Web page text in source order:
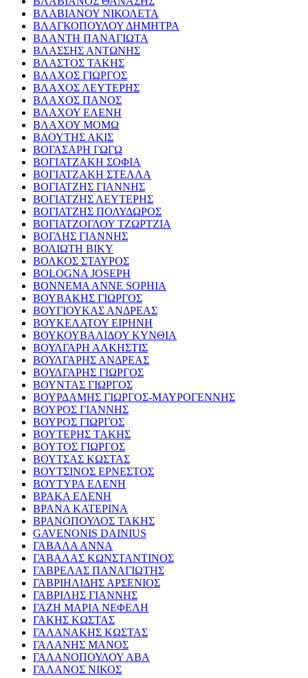
ΒΛΑΒΙΑΝΟΥ ΝΙΚΟΛΕΤΑ
ΒΛΑΓΚΟΠΟΥΛΟΥ ΔΗΜΗΤΡΑ
ΒΛΑΝΤΗ ΠΑΝΑΓΙΩΤΑ
ΒΛΑΣΣΗΣ ΑΝΤΩΝΗΣ
ΒΛΑΣΤΟΣ ΤΑΚΗΣ
ΒΛΑΧΟΣ ΓΙΩΡΓΟΣ
ΒΛΑΧΟΣ ΛΕΥΤΕΡΗΣ
ΒΛΑΧΟΣ ΠΑΝΟΣ
ΒΛΑΧΟΥ ΕΛΕΝΗ
ΒΛΑΧΟΥ ΜΟΜΩ
ΒΛΟΥΤΗΣ ΑΚΙΣ
ΒΟΓΑΣΑΡΗ ΓΩΓΩ
ΒΟΓΙΑΤΖΑΚΗ ΣΟΦΙΑ
ΒΟΓΙΑΤΖΑΚΗ ΣΤΕΛΛΑ
ΒΟΓΙΑΤΖΗΣ ΓΙΑΝΝΗΣ
ΒΟΓΙΑΤΖΗΣ ΛΕΥΤΕΡΗΣ
ΒΟΓΙΑΤΖΗΣ ΠΟΛΥΔΩΡΟΣ
ΒΟΓΙΑΤΖΟΓΛΟΥ ΤΖΩΡΤΖΙΑ
ΒΟΓΛΗΣ ΓΙΑΝΝΗΣ
ΒΟΛΙΩΤΗ ΒΙΚΥ
ΒΟΛΚΟΣ ΣΤΑΥΡΟΣ
BOLOGNA JOSEPH
BONNEMA ANNE SOPHIA
ΒΟΥΒΑΚΗΣ ΓΙΩΡΓΟΣ
ΒΟΥΓΙΟΥΚΑΣ ΑΝΔΡΕΑΣ
ΒΟΥΚΕΛΑΤΟΥ ΕΙΡΗΝΗ
ΒΟΥΚΟΥΒΑΛΙΔΟΥ ΚΥΝΘΙΑ
ΒΟΥΛΓΑΡΗ ΑΛΚΗΣΤΙΣ
ΒΟΥΛΓΑΡΗΣ ΑΝΔΡΕΑΣ
ΒΟΥΛΓΑΡΗΣ ΓΙΩΡΓΟΣ
ΒΟΥΝΤΑΣ ΓΙΩΡΓΟΣ
ΒΟΥΡΔΑΜΗΣ ΓΙΩΡΓΟΣ-ΜΑΥΡΟΓΕΝΝΗΣ
ΒΟΥΡΟΣ ΓΙΑΝΝΗΣ
ΒΟΥΡΟΣ ΓΙΩΡΓΟΣ
ΒΟΥΤΕΡΗΣ ΤΑΚΗΣ
ΒΟΥΤΟΣ ΓΙΩΡΓΟΣ
ΒΟΥΤΣΑΣ ΚΩΣΤΑΣ
ΒΟΥΤΣΙΝΟΣ ΕΡΝΕΣΤΟΣ
ΒΟΥΤΥΡΑ ΕΛΕΝΗ
ΒΡΑΚΑ ΕΛΕΝΗ
ΒΡΑΝΑ ΚΑΤΕΡΙΝΑ
ΒΡΑΝΟΠΟΥΛΟΣ ΤΑΚΗΣ
GAVENONIS DAINIUS
ΓΑΒΑΛΑ ΑΝΝΑ
ΓΑΒΑΛΑΣ ΚΩΝΣΤΑΝΤΙΝΟΣ
ΓΑΒΡΕΛΑΣ ΠΑΝΑΓΙΩΤΗΣ
ΓΑΒΡΙΗΛΙΔΗΣ ΑΡΣΕΝΙΟΣ
ΓΑΒΡΙΛΗΣ ΓΙΑΝΝΗΣ
ΓΑΖΗ ΜΑΡΙΑ ΝΕΦΕΛΗ
ΓΑΚΗΣ ΚΩΣΤΑΣ
ΓΑΛΑΝΑΚΗΣ ΚΩΣΤΑΣ
ΓΑΛΑΝΗΣ ΜΑΝΟΣ
ΓΑΛΑΝΟΠΟΥΛΟΥ ΑΒΑ
ΓΑΛΑΝΟΣ ΝΙΚΟΣ